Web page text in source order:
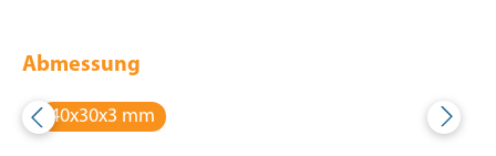
Abmessung
40x30x3 mm